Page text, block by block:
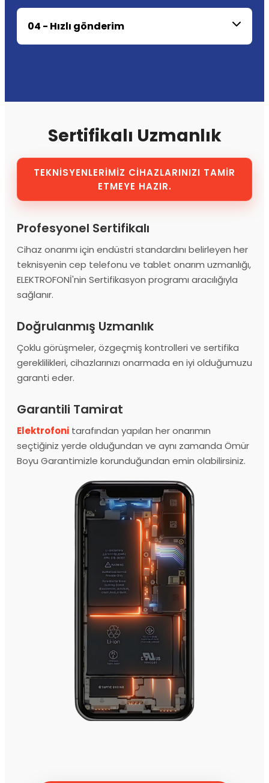
04 - Hızlı gönderim
Sertifikalı Uzmanlık
TEKNİSYENLERİMİZ CİHAZLARINIZI TAMİR
ETMEYE HAZIR.
Profesyonel Sertifikalı
Cihaz onarımı için endüstri standardını belirleyen her
teknisyenin cep telefonu ve tablet onarım uzmanlığı,
ELEKTROFONİ'nin Sertifikasyon programı aracılığıyla
sağlanır.
Doğrulanmış Uzmanlık
Çoklu görüşmeler, özgeçmiş kontrolleri ve sertifika
gereklilikleri, cihazlarınızı onarmada en iyi olduğumuzu
garanti eder.
Garantili Tamirat
Elektrofoni tarafından yapılan her onarımın
seçtiğiniz yerde olduğundan ve aynı zamanda Ömür
Boyu Garantimizle korunduğundan emin olabilirsiniz.